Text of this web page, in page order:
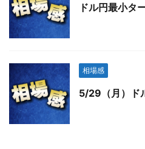
ドル円最小タ
相場感
5/29（月）ド